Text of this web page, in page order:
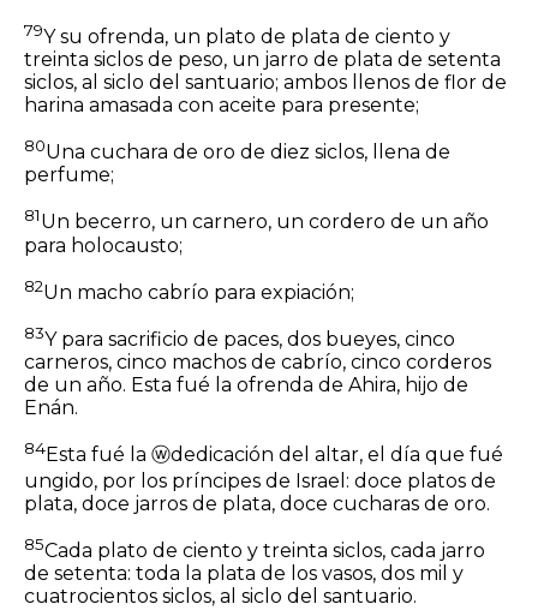
79Y su ofrenda, un plato de plata de ciento y
treinta siclos de peso, un jarro de plata de setenta
siclos, al siclo del santuario; ambos llenos de flor de
harina amasada con aceite para presente;
80Una cuchara de oro de diez siclos, llena de
perfume;
81Un becerro, un carnero, un cordero de un año
para holocausto;
82Un macho cabrío para expiación;
83Y para sacrificio de paces, dos bueyes, cinco
carneros, cinco machos de cabrío, cinco corderos
de un año. Esta fué la ofrenda de Ahira, hijo de
Enán.
84Esta fué la ⓦdedicación del altar, el día que fué
ungido, por los príncipes de Israel: doce platos de
plata, doce jarros de plata, doce cucharas de oro.
85Cada plato de ciento y treinta siclos, cada jarro
de setenta: toda la plata de los vasos, dos mil y
cuatrocientos siclos, al siclo del santuario.